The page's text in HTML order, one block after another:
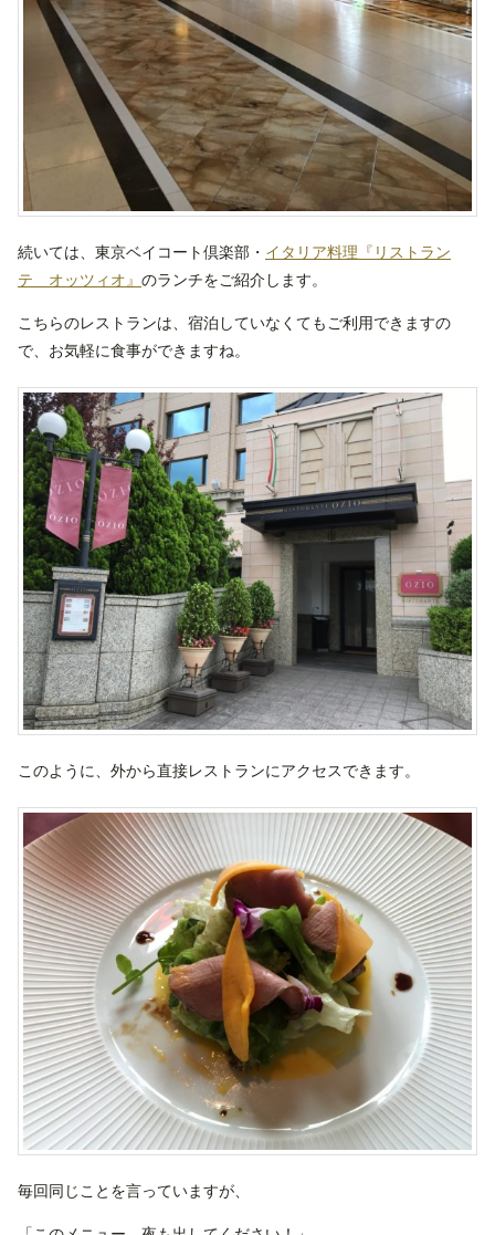
続いては、東京ベイコート倶楽部・ イタリア料理『リストラン
テ オッツィオ』 のランチをご紹介します。
こちらのレストランは、宿泊していなくてもご利用できますの
で、お気軽に食事ができますね。
このように、外から直接レストランにアクセスできます。
毎回同じことを言っていますが、